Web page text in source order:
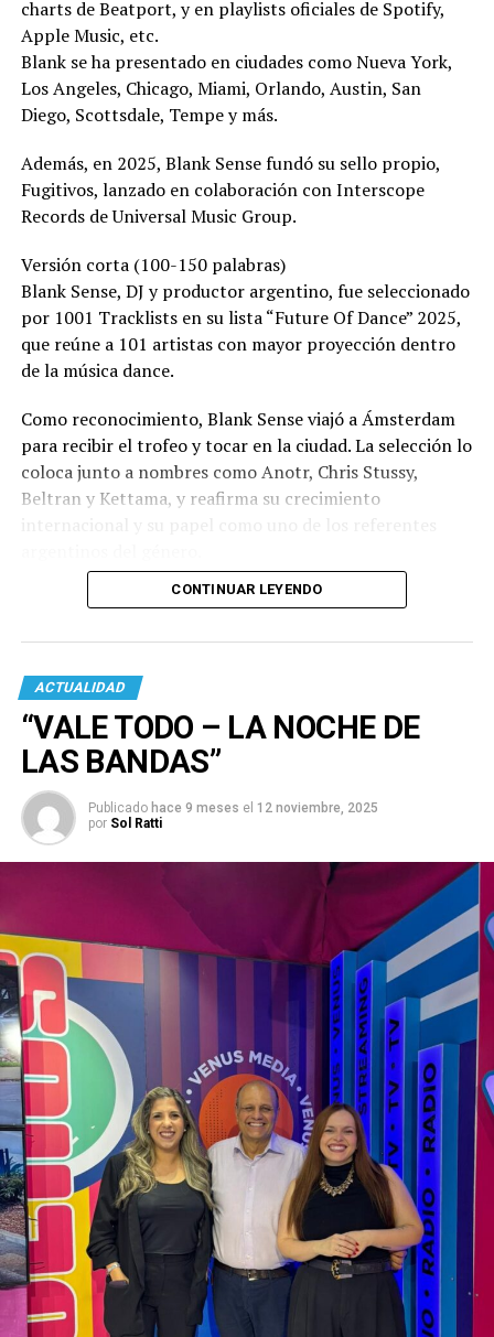
charts de Beatport, y en playlists oficiales de Spotify,
Apple Music, etc.
Blank se ha presentado en ciudades como Nueva York,
Los Angeles, Chicago, Miami, Orlando, Austin, San
Diego, Scottsdale, Tempe y más.
Además, en 2025, Blank Sense fundó su sello propio,
Fugitivos, lanzado en colaboración con Interscope
Records de Universal Music Group.
Versión corta (100-150 palabras)
Blank Sense, DJ y productor argentino, fue seleccionado
por 1001 Tracklists en su lista “Future Of Dance” 2025,
que reúne a 101 artistas con mayor proyección dentro
de la música dance.
Como reconocimiento, Blank Sense viajó a Ámsterdam
para recibir el trofeo y tocar en la ciudad. La selección lo
coloca junto a nombres como Anotr, Chris Stussy,
Beltran y Kettama, y reafirma su crecimiento
CONTINUAR LEYENDO
ACTUALIDAD
“VALE TODO – LA NOCHE DE
LAS BANDAS”
Publicado hace 9 meses el 12 noviembre, 2025
por Sol Ratti